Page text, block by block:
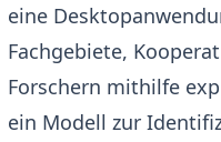
eine
Fachgebiete,
Forschern mithilfe
ein Modell zur